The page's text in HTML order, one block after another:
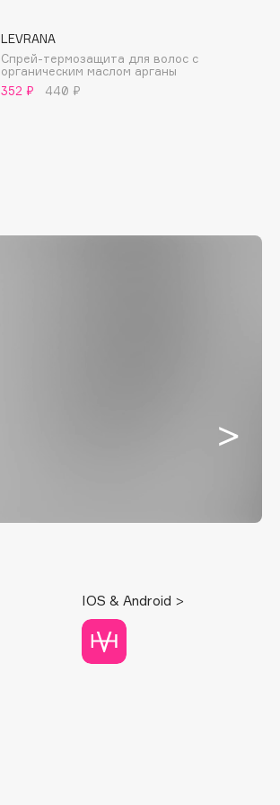
LEVRANA
Спрей-термозащита для волос с
органическим маслом арганы
352 ₽
440 ₽
IOS & Android >